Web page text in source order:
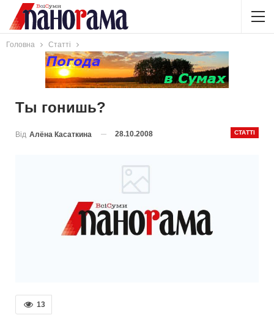
Головна Статті
Ты гонишь?
СТАТТІ
Від Алёна Касаткина 28.10.2008
13